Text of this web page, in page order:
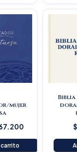
mujer
Current
$167.200.
carrito
$